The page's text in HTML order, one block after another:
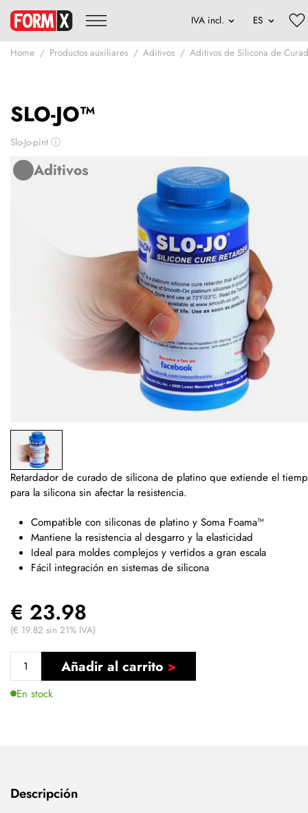
Home Productos auxiliares Aditivos Aditivos de Silicona de
SLO-JO™
Slo-Jo-pint ⓘ
Aditivos
Retardador de curado de silicona de platino que extiende el
para la silicona sin afectar la resistencia.
Compatible con siliconas de platino y Soma Foama™
Mantiene la resistencia al desgarro y la elasticidad
Ideal para moldes complejos y vertidos a gran escala
Fácil integración en sistemas de silicona
€ 23.98
(€ 19.82 sin 21% IVA)
Añadir al carrito
En stock
Descripción